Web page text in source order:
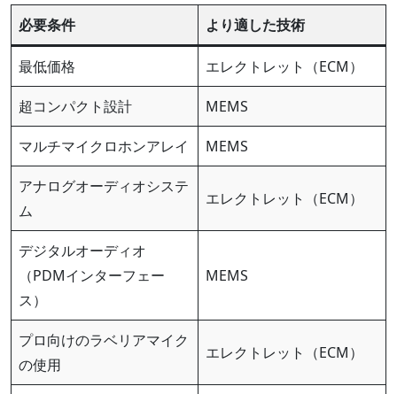
必要条件 より適した技術
最低価格 エレクトレット（ECM）
超コンパクト設計 MEMS
マルチマイクロホンアレイ MEMS
アナログオーディオシステ
ム
エレクトレット（ECM）
デジタルオーディオ
（PDMインターフェー
ス）
MEMS
プロ向けのラベリアマイク
の使用
エレクトレット（ECM）